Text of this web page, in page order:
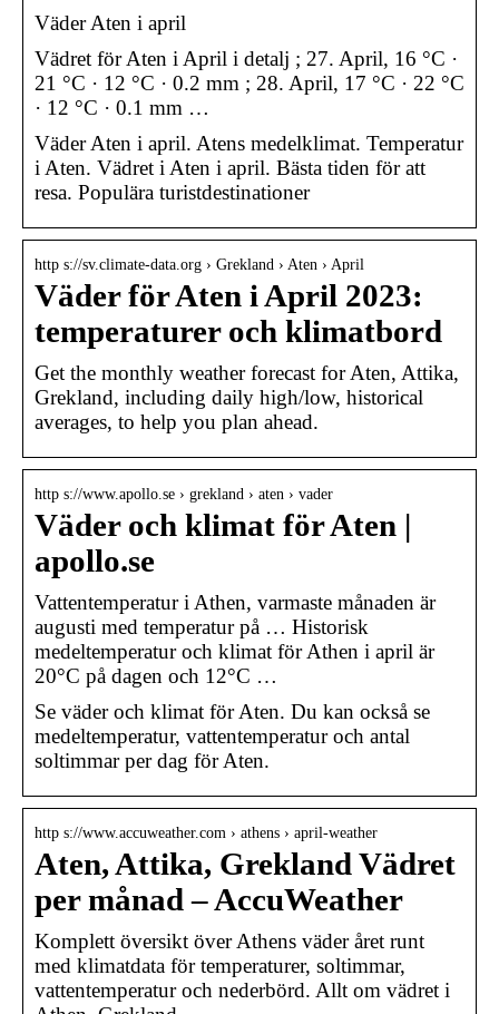
Väder Aten i april
Vädret för Aten i April i detalj ; 27. April, 16 °C ·
21 °C · 12 °C · 0.2 mm ; 28. April, 17 °C · 22 °C
· 12 °C · 0.1 mm …
Väder Aten i april. Atens medelklimat. Temperatur
i Aten. Vädret i Aten i april. Bästa tiden för att
resa. Populära turistdestinationer
http s://sv.climate-data.org › Grekland › Aten › April
Väder för Aten i April 2023:
temperaturer och klimatbord
Get the monthly weather forecast for Aten, Attika,
Grekland, including daily high/low, historical
averages, to help you plan ahead.
http s://www.apollo.se › grekland › aten › vader
Väder och klimat för Aten |
apollo.se
Vattentemperatur i Athen, varmaste månaden är
augusti med temperatur på … Historisk
medeltemperatur och klimat för Athen i april är
20°C på dagen och 12°C …
Se väder och klimat för Aten. Du kan också se
medeltemperatur, vattentemperatur och antal
soltimmar per dag för Aten.
http s://www.accuweather.com › athens › april-weather
Aten, Attika, Grekland Vädret
per månad – AccuWeather
Komplett översikt över Athens väder året runt
med klimatdata för temperaturer, soltimmar,
vattentemperatur och nederbörd. Allt om vädret i